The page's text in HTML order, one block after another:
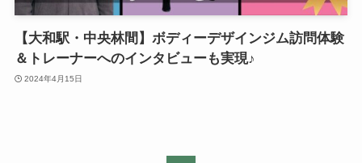
【大和駅・中央林間】ボディーデザインジム訪問体験
＆トレーナーへのインタビューも実現♪
2024年4月15日